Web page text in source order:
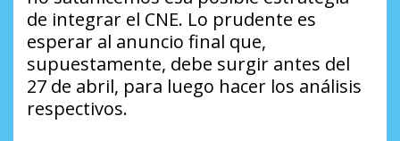
de integrar el CNE. Lo prudente es
esperar al anuncio final que,
supuestamente, debe surgir antes del
27 de abril, para luego hacer los análisis
respectivos.